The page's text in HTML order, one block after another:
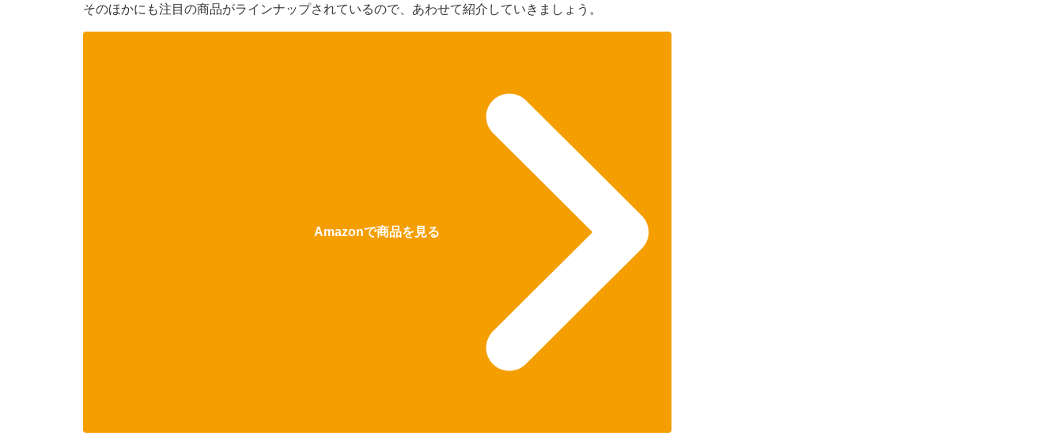
そのほかにも注目の商品がラインナップされているので、あわせて紹介していきましょう。
Amazonで商品を見る